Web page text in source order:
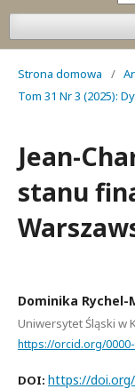
Strona domowa /
Tom 31 Nr 3 (2025):
Jean-
stanu
Dominika Rychel-
Uniwersytet Śląski w
https://orcid.org/0000-
DOI: https://doi.org/